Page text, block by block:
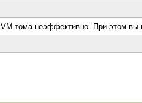
тома неэффективно. При этом вы